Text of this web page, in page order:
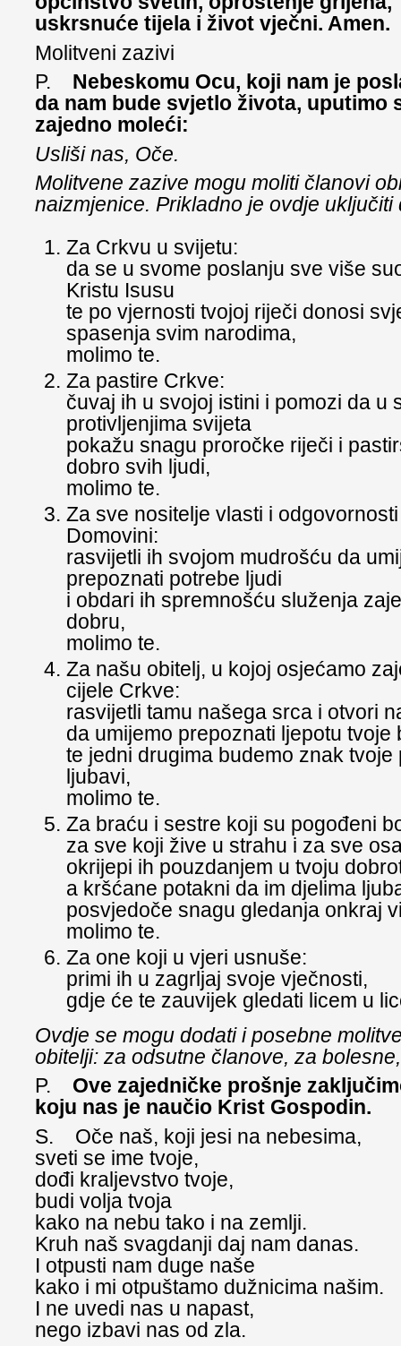
uskrsnuće tijela i život vječni. Amen.
Molitveni zazivi
P. Nebeskomu Ocu, koji nam je
da nam bude svjetlo života, uputimo
zajedno moleći:
Usliši nas, Oče.
Molitvene zazive mogu moliti članovi
naizmjenice. Prikladno je ovdje uključiti
Za Crkvu u svijetu:
da se u svome poslanju sve više
Kristu Isusu
te po vjernosti tvojoj riječi donosi
spasenja svim narodima,
molimo te.
Za pastire Crkve:
čuvaj ih u svojoj istini i pomozi da u
protivljenjima svijeta
pokažu snagu proročke riječi i
dobro svih ljudi,
molimo te.
Za sve nositelje vlasti i
Domovini:
rasvijetli ih svojom mudrošću da
prepoznati potrebe ljudi
i obdari ih spremnošću služenja
dobru,
molimo te.
Za našu obitelj, u kojoj osjećamo
cijele Crkve:
rasvijetli tamu našega srca i otvori
da umijemo prepoznati ljepotu tvoje
te jedni drugima budemo znak tvoje
ljubavi,
molimo te.
Za braću i sestre koji su pogođeni
za sve koji žive u strahu i za sve
okrijepi ih pouzdanjem u tvoju
a kršćane potakni da im djelima
posvjedoče snagu gledanja onkraj
molimo te.
Za one koji u vjeri usnuše:
primi ih u zagrljaj svoje vječnosti,
gdje će te zauvijek gledati licem u
Ovdje se mogu dodati i posebne
obitelji: za odsutne članove, za
P. Ove zajedničke prošnje
koju nas je naučio Krist Gospodin.
S. Oče naš, koji jesi na nebesima,
sveti se ime tvoje,
dođi kraljevstvo tvoje,
budi volja tvoja
kako na nebu tako i na zemlji.
Kruh naš svagdanji daj nam danas.
I otpusti nam duge naše
kako i mi otpuštamo dužnicima našim.
I ne uvedi nas u napast,
nego izbavi nas od zla.